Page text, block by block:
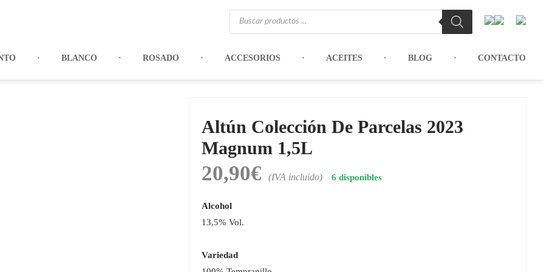
Búsqueda
productos
BLANCO ROSADO ACCESORIOS ACEITES BLOG CONTACTO
Altún Colección De Parcelas 2023
Magnum 1,5L
20,90€ (IVA incluido) 6 disponibles
Alcohol
13,5% Vol.
Variedad